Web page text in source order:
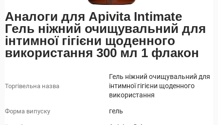
Аналоги для Apivita Intimate
Гель ніжний очищувальний для
інтимної гігієни щоденного
використання 300 мл 1 флакон
Торгівельна назва
Гель ніжний очищувальний для
інтимної гігієни щоденного
використання
Форма випуску гель